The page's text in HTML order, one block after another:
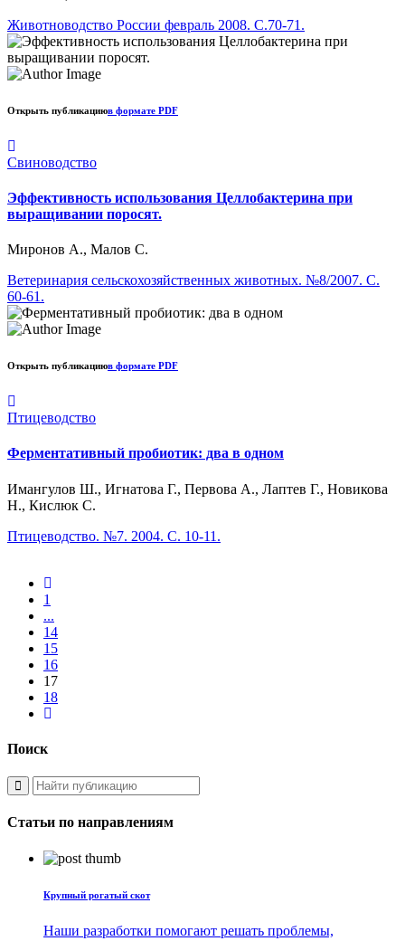
Животноводство России февраль 2008. С.70-71.
Открыть публикациюв формате PDF
Свиноводство
Эффективность использования Целлобактерина при
выращивании поросят.
Миронов А., Малов С.
Ветеринария сельскохозяйственных животных. №8/2007. С.
60-61.
Открыть публикациюв формате PDF
Птицеводство
Ферментативный пробиотик: два в одном
Имангулов Ш., Игнатова Г., Первова А., Лаптев Г., Новикова
Н., Кислюк С.
Птицеводство. №7. 2004. С. 10-11.
1
...
14
15
16
17
18
Поиск
Статьи по направлениям
Крупный рогатый скот
Наши разработки помогают решать проблемы,